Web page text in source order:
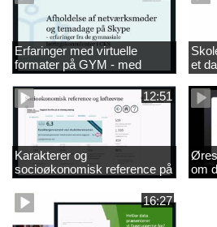
Erfaringer med virtuelle
formater på GYM - med
musik
et
skal
12:51
Karakterer og
socioøkonomisk reference på
uddannelsesstatistik.dk
om
16:27